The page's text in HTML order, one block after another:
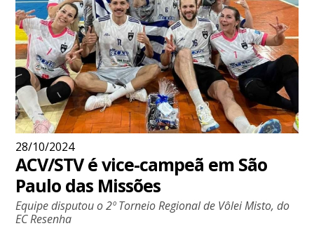
28/10/2024
ACV/STV é vice-campeã em São
Paulo das Missões
Equipe disputou o 2º Torneio Regional de Vôlei Misto, do
EC Resenha